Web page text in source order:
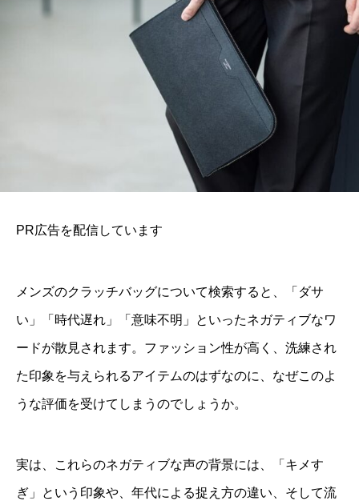
PR広告を配信しています
メンズのクラッチバッグについて検索すると、「ダサ
い」「時代遅れ」「意味不明」といったネガティブなワ
ードが散見されます。ファッション性が高く、洗練され
た印象を与えられるアイテムのはずなのに、なぜこのよ
うな評価を受けてしまうのでしょうか。
実は、これらのネガティブな声の背景には、「キメす
ぎ」という印象や、年代による捉え方の違い、そして流